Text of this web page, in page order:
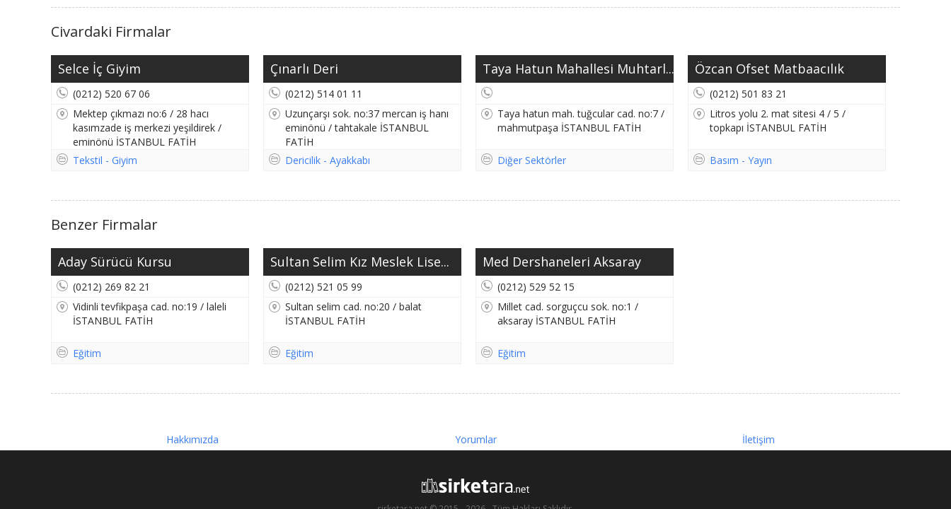
Civardaki Firmalar
Selce İç Giyim
(0212) 520 67 06
Mektep çıkmazı no:6 / 28 hacı
kasımzade iş merkezi yeşildirek /
eminönü İSTANBUL FATİH
Tekstil - Giyim
Çınarlı Deri
(0212) 514 01 11
Uzunçarşı sok. no:37 mercan iş hanı
eminönü / tahtakale İSTANBUL
FATİH
Dericilik - Ayakkabı
Taya Hatun Mahallesi Muhtarl...
Taya hatun mah. tuğcular cad. no:7 /
mahmutpaşa İSTANBUL FATİH
Diğer Sektörler
Özcan Ofset Matbaacılık
(0212) 501 83 21
Litros yolu 2. mat sitesi 4 / 5 /
topkapı İSTANBUL FATİH
Basım - Yayın
Benzer Firmalar
Aday Sürücü Kursu
(0212) 269 82 21
Vidinli tevfikpaşa cad. no:19 / laleli
İSTANBUL FATİH
Eğitim
Sultan Selim Kız Meslek Lise...
(0212) 521 05 99
Sultan selim cad. no:20 / balat
İSTANBUL FATİH
Eğitim
Med Dershaneleri Aksaray
(0212) 529 52 15
Millet cad. sorguçcu sok. no:1 /
aksaray İSTANBUL FATİH
Eğitim
Hakkımızda Yorumlar İletişim